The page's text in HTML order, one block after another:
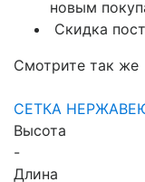
новым
Скидка
Смотрите так же
СЕТКА
Высота
-
Длина